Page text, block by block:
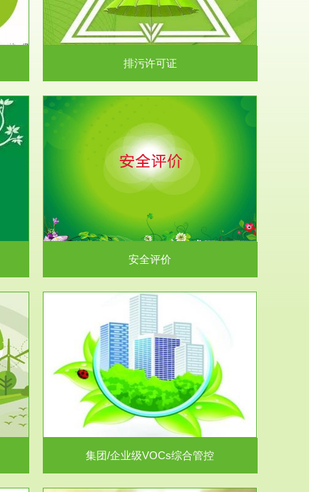
《中华
排污许可证
预测工
安全评价
头，并
集团/企业级VOCs综合管控